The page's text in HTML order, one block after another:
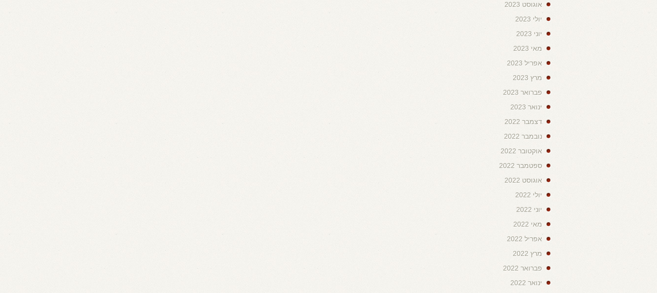
אוגוסט 2023
יולי 2023
יוני 2023
מאי 2023
אפריל 2023
מרץ 2023
פברואר 2023
ינואר 2023
דצמבר 2022
נובמבר 2022
אוקטובר 2022
ספטמבר 2022
אוגוסט 2022
יולי 2022
יוני 2022
מאי 2022
אפריל 2022
מרץ 2022
פברואר 2022
ינואר 2022